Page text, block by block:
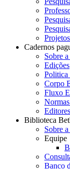
Cadernos
Sobre
Edições
Politica
Corpo
Fluxo
Biblioteca
Sobre
Equipe
Banco